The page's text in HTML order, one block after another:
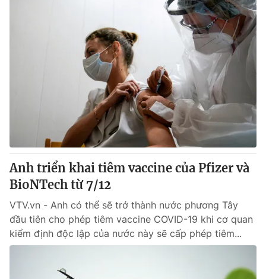
Anh triển khai tiêm vaccine của Pfizer và
BioNTech từ 7/12
VTV.vn - Anh có thể sẽ trở thành nước phương Tây
đầu tiên cho phép tiêm vaccine COVID-19 khi cơ quan
kiểm định độc lập của nước này sẽ cấp phép tiêm...